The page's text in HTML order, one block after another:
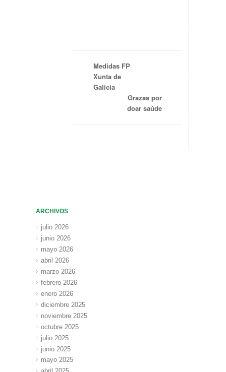
Medidas FP
Xunta de
Galicia
Grazas por
doar saúde
ARCHIVOS
julio 2026
junio 2026
mayo 2026
abril 2026
marzo 2026
febrero 2026
enero 2026
diciembre 2025
noviembre 2025
octubre 2025
julio 2025
junio 2025
mayo 2025